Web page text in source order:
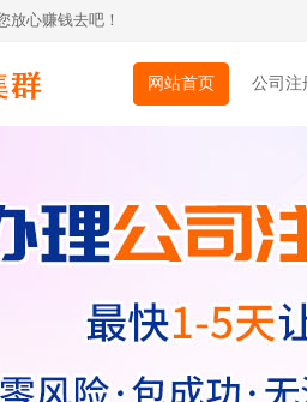
放心赚钱去吧！
网站首页 公司注